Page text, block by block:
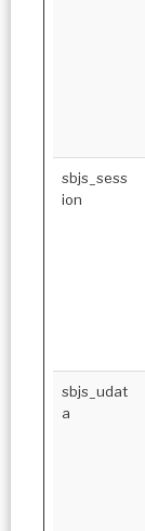
sbjs_sess
ion
sbjs_udat
a